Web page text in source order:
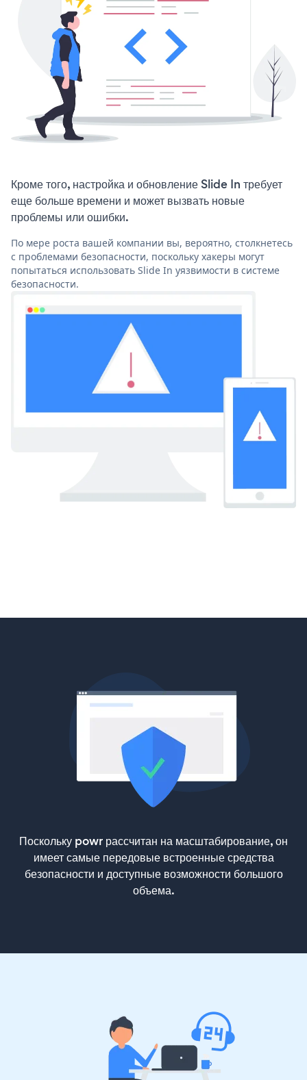
Кроме того, настройка и обновление Slide In требует
еще больше времени и может вызвать новые
проблемы или ошибки.
По мере роста вашей компании вы, вероятно, столкнетесь
с проблемами безопасности, поскольку хакеры могут
попытаться использовать Slide In уязвимости в системе
безопасности.
Поскольку powr рассчитан на масштабирование, он
имеет самые передовые встроенные средства
безопасности и доступные возможности большого
объема.